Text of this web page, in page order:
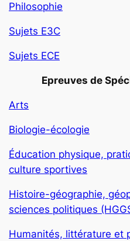
Philosophie
Sujets E3C
Sujets ECE
Epreuves de
Arts
Biologie-écologie
Éducation physique,
culture sportives
Histoire-géographie,
sciences politiques
Humanités, littérature et